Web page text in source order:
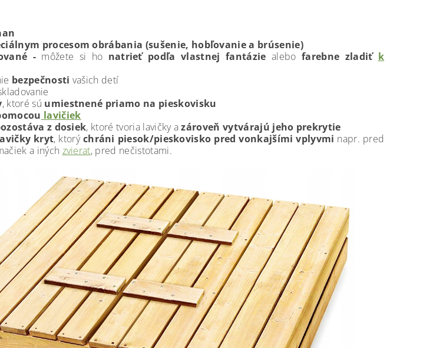
procesom obrábania (sušenie, hobľovanie a brúsenie)
-môžete si ho natrieť podľa vlastnej fantázie alebo farebne zladiť k
bezpečnosti vašich detí
, ktoré sú umiestnené priamo na pieskovisku
lavičiek
z dosiek, ktoré tvoria lavičky azároveň vytvárajú jeho prekrytie
kryt, ktorýchráni piesok/pieskovisko pred vonkajšími vplyvmi napr. pred
a iných zvierat, pred nečistotami.